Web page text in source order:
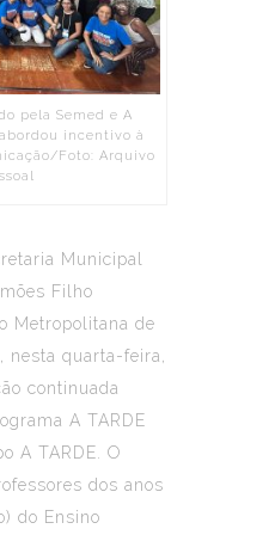
pela Semed e A
incentivo à
Foto: Arquivo
Municipal
Filho
Metropolitana de
nesta quarta-feira,
continuada
A TARDE
A TARDE. O
dos anos
do Ensino